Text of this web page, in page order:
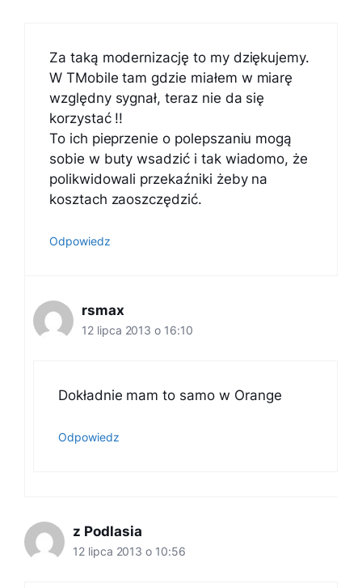
Za taką modernizację to my dziękujemy.
W TMobile tam gdzie miałem w miarę
względny sygnał, teraz nie da się
korzystać !!
To ich pieprzenie o polepszaniu mogą
sobie w buty wsadzić i tak wiadomo, że
polikwidowali przekaźniki żeby na
kosztach zaoszczędzić.
Odpowiedz
rsmax
12 lipca 2013 o 16:10
Dokładnie mam to samo w Orange
Odpowiedz
z Podlasia
12 lipca 2013 o 10:56